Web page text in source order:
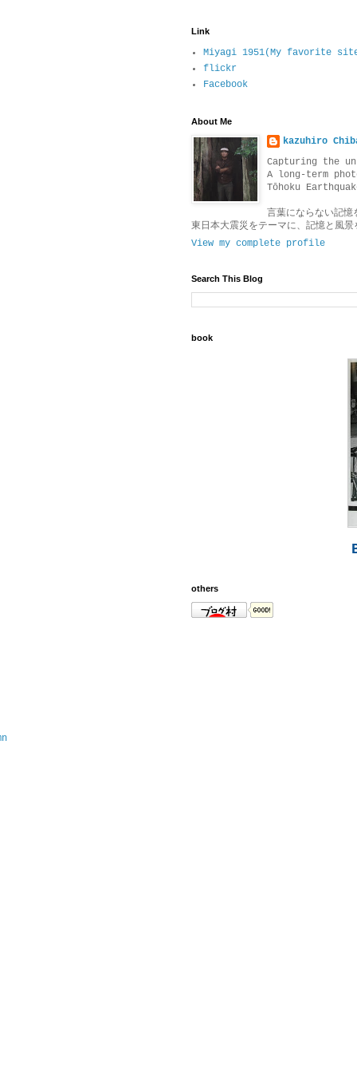
Link
Miyagi 1951(My favorite
flickr
Facebook
About Me
kazuhiro
Capturing the
A long-term
Tōhoku
言葉にならない記
東日本大震災をテーマに、記憶と風
View my complete profile
Search This Blog
book
others